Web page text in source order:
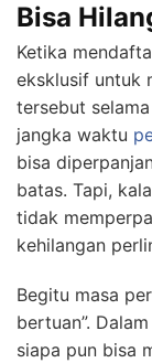
Bisa
Ketika
eksklusif untuk
tersebut
jangka waktu
bisa
batas. Tapi,
tidak
kehilangan
Begitu masa
bertuan”.
siapa pun bisa